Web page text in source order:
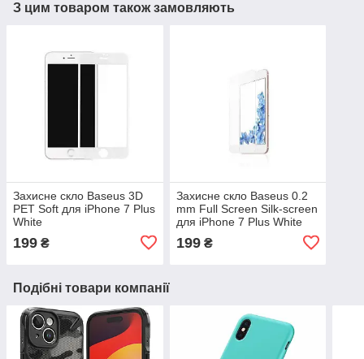
З цим товаром також замовляють
Захисне скло Baseus 3D
PET Soft для iPhone 7 Plus
White
199 ₴
Захисне скло Baseus 0.2
mm Full Screen Silk-screen
для iPhone 7 Plus White
199₴
Подібні товари компанії